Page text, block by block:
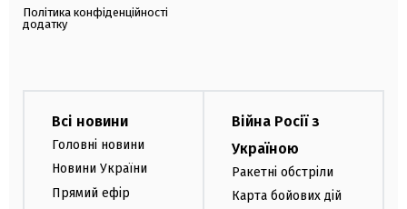
Політика конфіденційності
додатку
Всі новини
Головні новини
Новини України
Прямий ефір
Війна Росії з
Україною
Ракетні обстріли
Карта бойових дій